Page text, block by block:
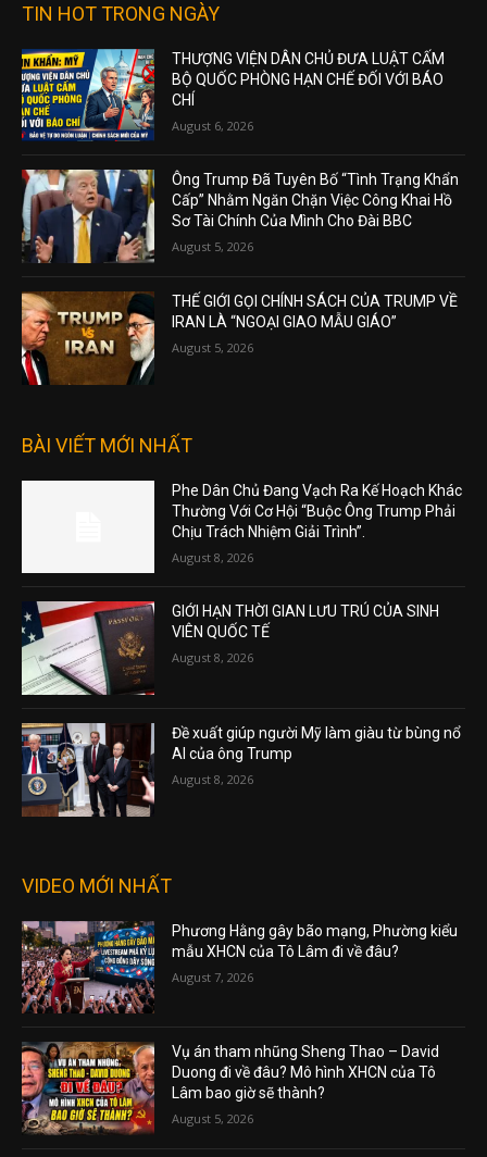
TIN HOT TRONG NGÀY
THƯỢNG VIỆN DÂN CHỦ ĐƯA LUẬT CẤM
BỘ QUỐC PHÒNG HẠN CHẾ ĐỐI VỚI BÁO
CHÍ
August 6, 2026
Ông Trump Đã Tuyên Bố “Tình Trạng Khẩn
Cấp” Nhằm Ngăn Chặn Việc Công Khai Hồ
Sơ Tài Chính Của Mình Cho Đài BBC
August 5, 2026
THẾ GIỚI GỌI CHÍNH SÁCH CỦA TRUMP VỀ
IRAN LÀ “NGOẠI GIAO MẪU GIÁO”
August 5, 2026
BÀI VIẾT MỚI NHẤT
Phe Dân Chủ Đang Vạch Ra Kế Hoạch Khác
Thường Với Cơ Hội “Buộc Ông Trump Phải
Chịu Trách Nhiệm Giải Trình”.
August 8, 2026
GIỚI HẠN THỜI GIAN LƯU TRÚ CỦA SINH
VIÊN QUỐC TẾ
August 8, 2026
Đề xuất giúp người Mỹ làm giàu từ bùng nổ
AI của ông Trump
August 8, 2026
VIDEO MỚI NHẤT
Phương Hằng gây bão mạng, Phường kiểu
mẫu XHCN của Tô Lâm đi về đâu?
August 7, 2026
Vụ án tham nhũng Sheng Thao – David
Duong đi về đâu? Mô hình XHCN của Tô
Lâm bao giờ sẽ thành?
August 5, 2026